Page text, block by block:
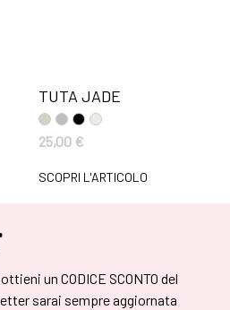
TUTA JADE
25,00 €
SCOPRI L'ARTICOLO
un CODICE SCONTO del
sarai sempre aggiornata